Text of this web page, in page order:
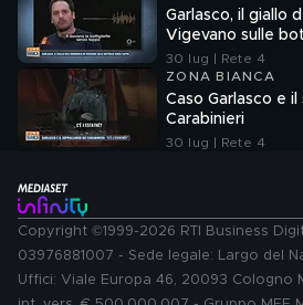
Garlasco, il giallo
Vigevano sulle
30 lug | Rete 4
ZONA BIANCA
Caso Garlasco e
Carabinieri
30 lug | Rete 4
Copyright ©1999-2026 RTI Business
03976881007 - Sede legale: Largo del
Uffici: Viale Europa 46, 20093 Cologno